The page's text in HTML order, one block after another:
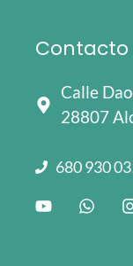
Contacto
Calle
28807
680 930